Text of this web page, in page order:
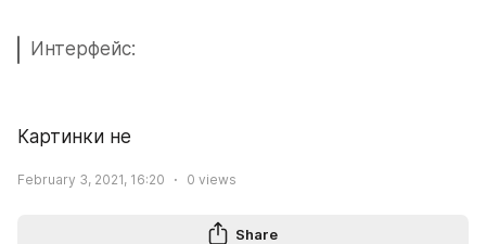
Интерфейс:
Картинки не
February 3, 2021, 16:20 0 views
Share